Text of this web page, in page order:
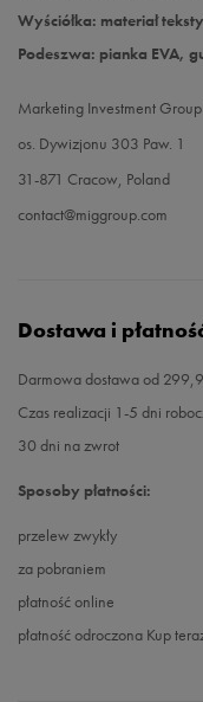
Wyściółka: materiał
Podeszwa: pianka EVA,
Marketing Investment
os. Dywizjonu 303 Paw. 1
31-871 Cracow, Poland
contact@miggroup.com
Dostawa i
Darmowa dostawa od
Czas realizacji 1-5 dni
30 dni na zwrot
Sposoby płatności:
przelew zwykły
za pobraniem
płatność online
płatność odroczona Kup